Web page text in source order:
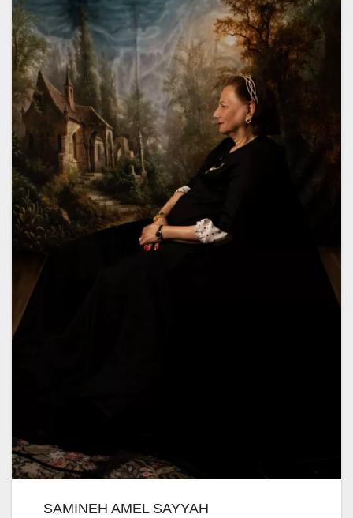
SAMINEH AMEL SAYYAH